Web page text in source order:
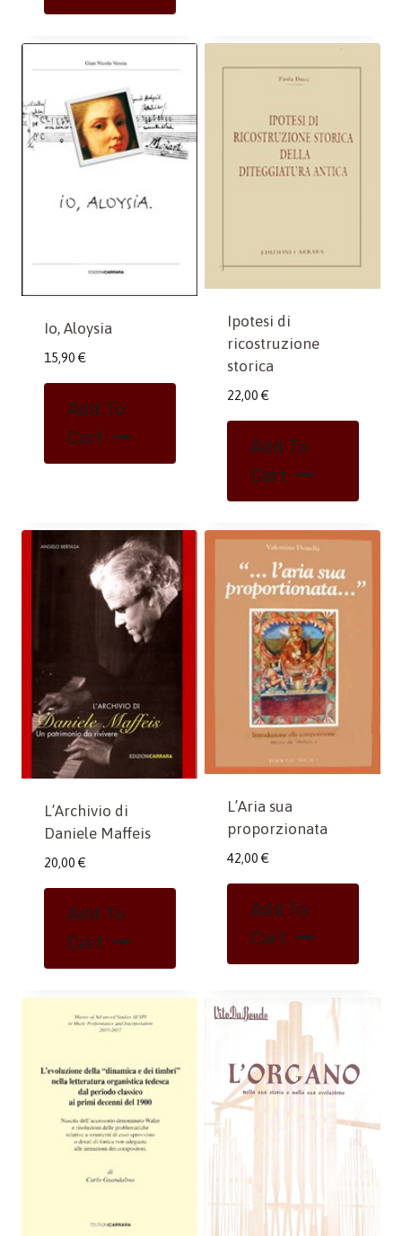
Io, Aloysia
15,90 €
Add To
Cart
Ipotesi di
ricostruzione
storica
22,00 €
Add To
Cart
L’Archivio di
Daniele Maffeis
20,00 €
Add To
Cart
L’Aria sua
proporzionata
42,00 €
Add To
Cart